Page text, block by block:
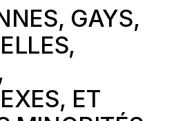
GAYS,
ET